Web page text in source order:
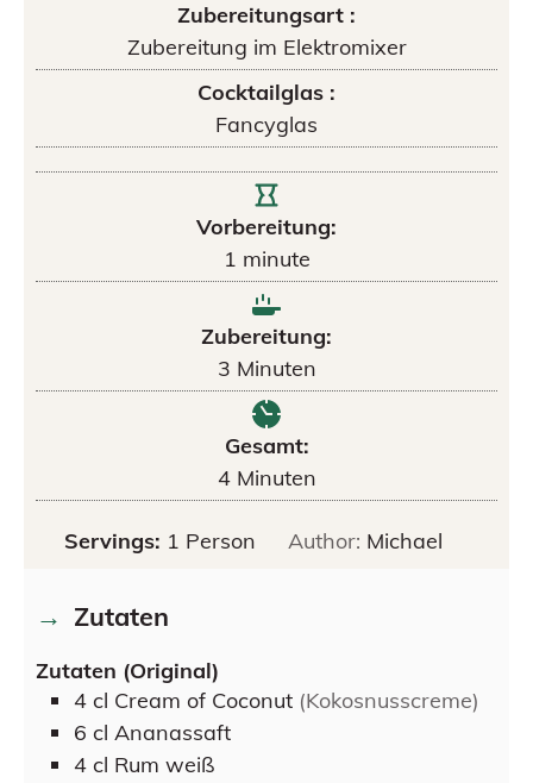
Zubereitungsart :
Zubereitung im Elektromixer
Cocktailglas :
Fancyglas
Vorbereitung:
1 minute
Zubereitung:
3 Minuten
Gesamt:
4 Minuten
Servings: 1 Person Author: Michael
Zutaten
Zutaten (Original)
4 cl Cream of Coconut (Kokosnusscreme)
6 cl Ananassaft
4 cl Rum weiß